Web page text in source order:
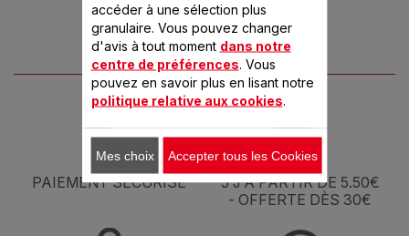
PAIEMENT SÉCURISÉ
5 J À PARTIR DE 5.50€
- OFFERTE DÈS 30€
accéder à une sélection plus
granulaire. Vous pouvez changer
d'avis à tout moment dans notre
centre de préférences. Vous
pouvez en savoir plus en lisant notre
politique relative aux cookies.
Mes choix Accepter tous les Cookies